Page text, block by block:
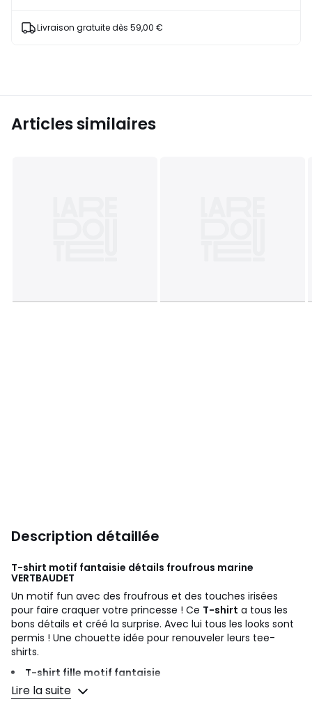
Livraison gratuite dès 59,00 €
Articles similaires
Description détaillée
T-shirt motif fantaisie détails froufrous marine
VERTBAUDET
Un motif fun avec des froufrous et des touches irisées
pour faire craquer votre princesse ! Ce T-shirt a tous les
bons détails et créé la surprise. Avec lui tous les looks sont
permis ! Une chouette idée pour renouveler leurs tee-
shirts.
T-shirt fille motif fantaisie
Encolure ronde volantée
Motif fantaisie placé devant : détails froufrous en relief
Lire la suite